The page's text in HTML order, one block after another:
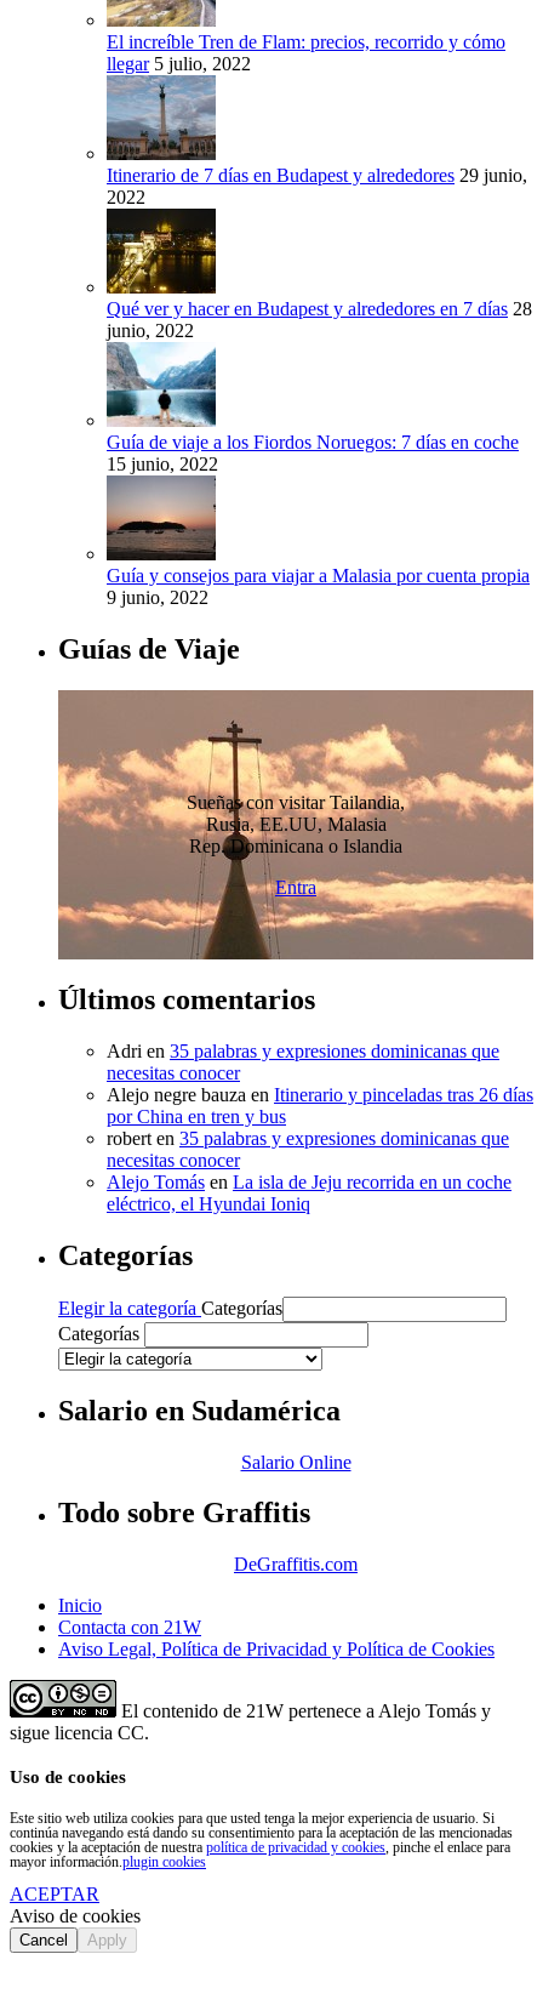
El increíble Tren de Flam: precios, recorrido y cómo
llegar 5 julio, 2022
Itinerario de 7 días en Budapest y alrededores 29 junio,
2022
Qué ver y hacer en Budapest y alrededores en 7 días 28
junio, 2022
Guía de viaje a los Fiordos Noruegos: 7 días en coche
15 junio, 2022
Guía y consejos para viajar a Malasia por cuenta propia
9 junio, 2022
Guías de Viaje
Sueñas con visitar Tailandia,
Rusia, EE.UU, Malasia
Rep. Dominicana o Islandia
Entra
Últimos comentarios
Adri en 35 palabras y expresiones dominicanas que
necesitas conocer
Alejo negre bauza en Itinerario y pinceladas tras 26 días
por China en tren y bus
robert en 35 palabras y expresiones dominicanas que
necesitas conocer
Alejo Tomás en La isla de Jeju recorrida en un coche
eléctrico, el Hyundai Ioniq
Categorías
Categorías
Elegir la categoría Categorías
Categorías
Salario en Sudamérica
Salario Online
Todo sobre Graffitis
DeGraffitis.com
Inicio
Contacta con 21W
Aviso Legal, Política de Privacidad y Política de Cookies
El contenido de 21W pertenece a Alejo Tomás y
sigue licencia CC.
Uso de cookies
Este sitio web utiliza cookies para que usted tenga la mejor experiencia de usuario. Si
continúa navegando está dando su consentimiento para la aceptación de las mencionadas
cookies y la aceptación de nuestra política de privacidad y cookies, pinche el enlace para
mayor información.plugin cookies
ACEPTAR
Aviso de cookies
Cancel Apply